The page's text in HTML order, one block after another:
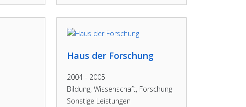
Haus der Forschung
2004 - 2005
Bildung, Wissenschaft, Forschung
Sonstige Leistungen